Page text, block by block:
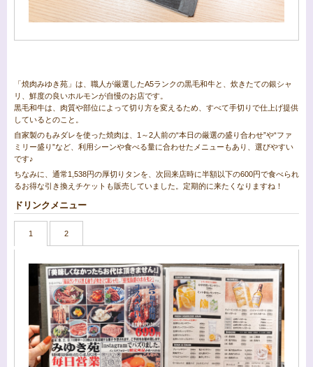
「焼肉みゆき苑」は、職人が厳選したA5ランクの黒毛和牛と、炊きたての銀シャ
リ、鮮度の良いホルモンが自慢のお店です。
黒毛和牛は、肉質や部位によって切り方を変えるため、すべて手切りで仕上げ提供
しているとのこと。
自家製のもみダレを使った焼肉は、1～2人前の“本日の厳選の盛り合わせ”や“ファ
ミリー盛り”など、利用シーンや食べる量に合わせたメニューもあり、選びやすい
です♪
ちなみに、通常1,538円の厚切りタンを、次回来店時に半額以下の600円で食べられ
るお得な引き換えチケットも販売していました。定期的に来たくなりますね！
ドリンクメニュー
1 2